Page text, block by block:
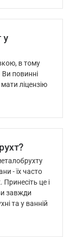
у
в тому
повинні
ліцензію
- їх часто
це і
завжди
та у ванній